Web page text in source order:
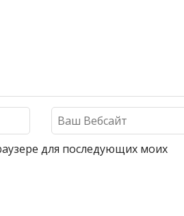
для последующих моих